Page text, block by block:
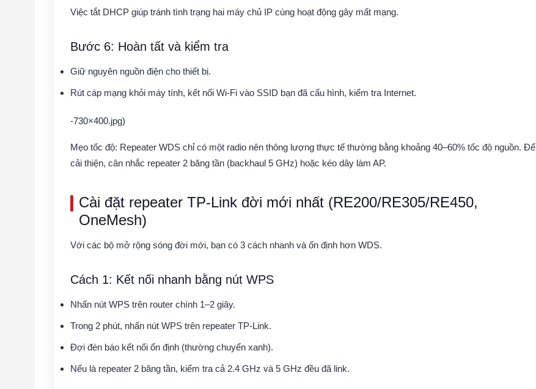
Việc tắt DHCP giúp tránh tình trạng hai máy chủ IP cùng hoạt động gây mất mạng.
Bước 6: Hoàn tất và kiểm tra
Giữ nguyên nguồn điện cho thiết bị.
Rút cáp mạng khỏi máy tính, kết nối Wi-Fi vào SSID bạn đã cấu hình, kiểm tra Internet.
-730×400.jpg)
Mẹo tốc độ: Repeater WDS chỉ có một radio nên thông lượng thực tế thường bằng khoảng 40–60% tốc độ nguồn. Để
cải thiện, cân nhắc repeater 2 băng tần (backhaul 5 GHz) hoặc kéo dây làm AP.
Cài đặt repeater TP-Link đời mới nhất (RE200/RE305/RE450,
OneMesh)
Với các bộ mở rộng sóng đời mới, bạn có 3 cách nhanh và ổn định hơn WDS.
Cách 1: Kết nối nhanh bằng nút WPS
Nhấn nút WPS trên router chính 1–2 giây.
Trong 2 phút, nhấn nút WPS trên repeater TP-Link.
Đợi đèn báo kết nối ổn định (thường chuyển xanh).
Nếu là repeater 2 băng tần, kiểm tra cả 2.4 GHz và 5 GHz đều đã link.